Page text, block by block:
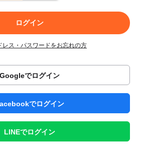
ログイン
レス・パスワードをお忘れの方
Googleでログイン
でログイン
LINEでログイン